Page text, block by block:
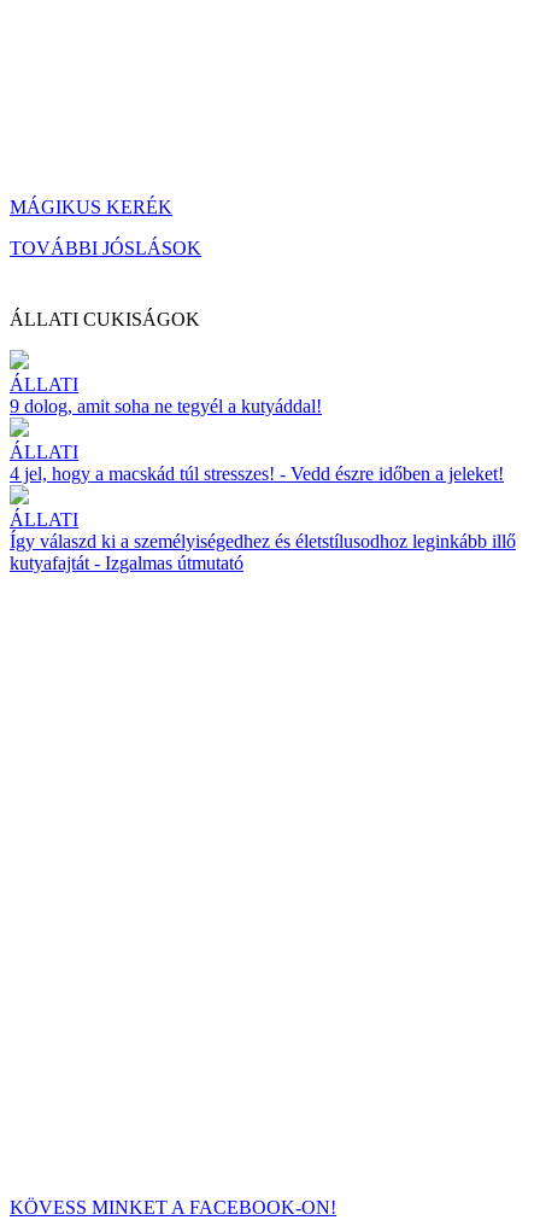
MÁGIKUS KERÉK
TOVÁBBI JÓSLÁSOK
ÁLLATI CUKISÁGOK
ÁLLATI
9 dolog, amit soha ne tegyél a kutyáddal!
ÁLLATI
4 jel, hogy a macskád túl stresszes! - Vedd észre időben a jeleket!
ÁLLATI
Így válaszd ki a személyiségedhez és életstílusodhoz leginkább illő
kutyafajtát - Izgalmas útmutató
KÖVESS MINKET A FACEBOOK-ON!